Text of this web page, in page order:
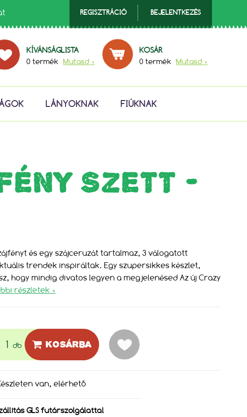
REGISZTRÁCIÓ BEJELENTKEZÉS
KÍVÁNSÁGLISTA
0 termék Mutasd »
KOSÁR
0 termék Mutasd »
LÁNYOKNAK FIÚKNAK
SZETT -
és egy szájceruzát tartalmaz, 3 válogatott
trendek inspiráltak. Egy szupersikkes készlet,
hogy mindig divatos legyen a megjelenésed Az új Crazy
részletek »
db KOSÁRBA
van, elérhető
GLS futárszolgálattal